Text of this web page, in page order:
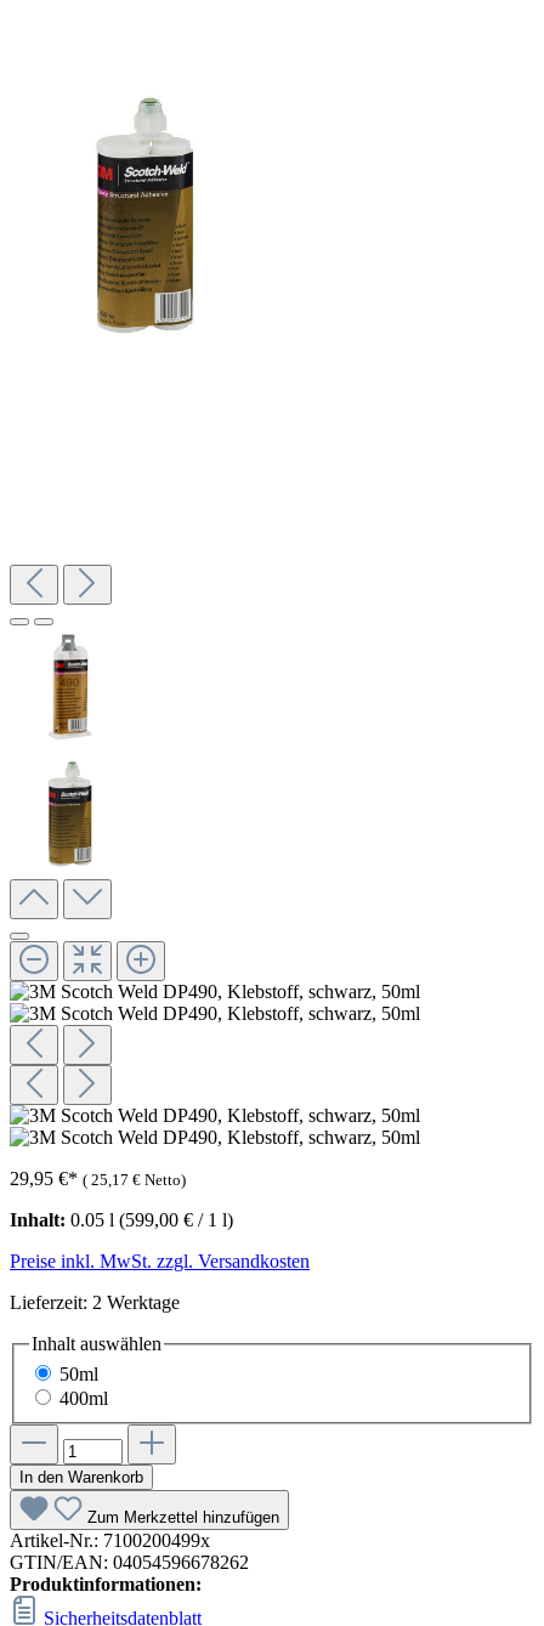
29,95 €* ( 25,17 € Netto)
Inhalt: 0.05 l (599,00 € / 1 l)
Preise inkl. MwSt. zzgl. Versandkosten
Lieferzeit: 2 Werktage
Inhalt auswählen
50ml
400ml
In den Warenkorb
Zum Merkzettel hinzufügen
Artikel-Nr.: 7100200499x
GTIN/EAN: 04054596678262
Produktinformationen:
Sicherheitsdatenblatt